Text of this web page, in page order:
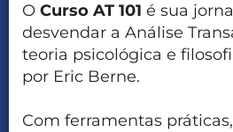
O Curso AT 101 é sua
desvendar a Análise
teoria psicológica e
por Eric Berne.
Com ferramentas